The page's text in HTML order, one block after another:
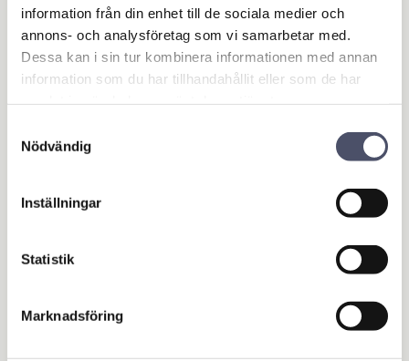
information från din enhet till de sociala medier och
annons- och analysföretag som vi samarbetar med.
Dessa kan i sin tur kombinera informationen med annan
information som du har tillhandahållit eller som de har
Nödvändig
Inställningar
Statistik
Marknadsföring
Tvätthallsutrustning
Bränsle & AdBlueutrustning
Lasta & Dra
Batteriladdare & Starthjälp
Olje- & smörjhantering
Slangupprullare
Avgasslangar
Styrutrustning